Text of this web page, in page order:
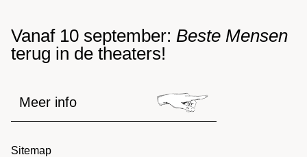
Frascati
Amsterdam (onderzoeksavond)
do 25 jun 20:30
Vanaf 10 september: Beste Mensen
terug in de theaters!
Meer info
Sitemap